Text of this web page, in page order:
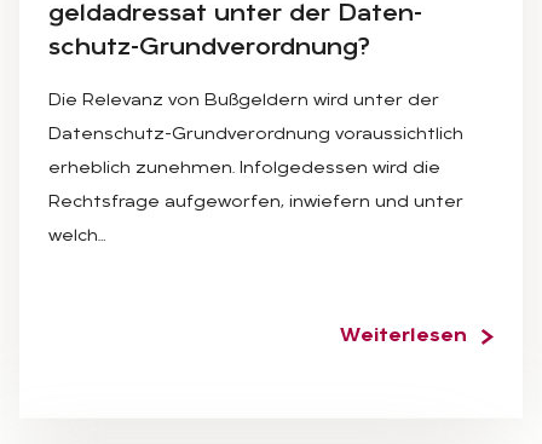
geld­adres­sat un­ter der Da­ten­
schutz-Grund­ver­ord­nung?
Die Relevanz von Bußgeldern wird unter der
Datenschutz-Grundverordnung voraussichtlich
erheblich zunehmen. Infolgedessen wird die
Rechtsfrage aufgeworfen, inwiefern und unter
welch…
Weiterlesen